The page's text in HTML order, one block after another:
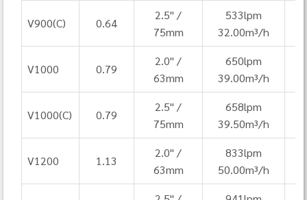
V900(C) 0.64
2.5" /
75mm
533lpm
32.00m³/h
V1000 0.79
2.0" /
63mm
650lpm
39.00m³/h
V1000(C) 0.79
2.5" /
75mm
658lpm
39.50m³/h
V1200 1.13
2.0" /
63mm
833lpm
50.00m³/h